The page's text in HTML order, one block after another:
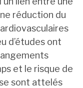
réduction du
d’études ont
et le risque de
sont attelés